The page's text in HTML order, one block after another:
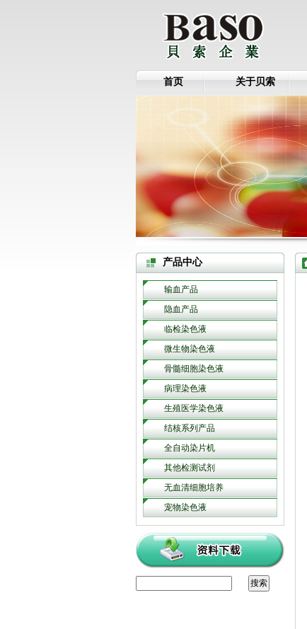
首页 关于贝索
产品中心
输血产品
隐血产品
临检染色液
微生物染色液
骨髓细胞染色液
病理染色液
生殖医学染色液
结核系列产品
全自动染片机
其他检测试剂
无血清细胞培养
宠物染色液